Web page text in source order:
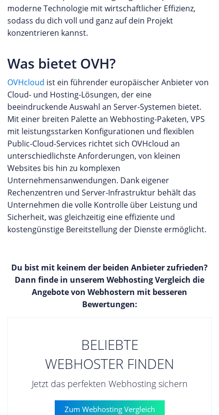
moderne Technologie mit wirtschaftlicher Effizienz,
sodass du dich voll und ganz auf dein Projekt
konzentrieren kannst.
Was bietet OVH?
OVHcloud ist ein führender europäischer Anbieter von
Cloud- und Hosting-Lösungen, der eine
beeindruckende Auswahl an Server-Systemen bietet.
Mit einer breiten Palette an Webhosting-Paketen, VPS
mit leistungsstarken Konfigurationen und flexiblen
Public-Cloud-Services richtet sich OVHcloud an
unterschiedlichste Anforderungen, von kleinen
Websites bis hin zu komplexen
Unternehmensanwendungen. Dank eigener
Rechenzentren und Server-Infrastruktur behält das
Unternehmen die volle Kontrolle über Leistung und
Sicherheit, was gleichzeitig eine effiziente und
kostengünstige Bereitstellung der Dienste ermöglicht.
Du bist mit keinem der beiden Anbieter zufrieden?
Dann finde in unserem Webhosting Vergleich die
Angebote von Webhostern mit besseren
Bewertungen:
BELIEBTE
WEBHOSTER FINDEN
Jetzt das perfekten Webhosting sichern
Zum Webhosting Vergleich